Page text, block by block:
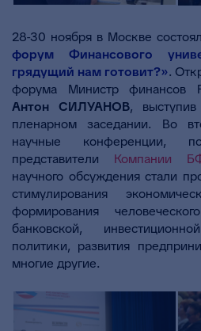
28-30 ноября в Москве
форум Финансового
грядущий нам готовит?».
форума Министр финансов
Антон СИЛУАНОВ,
пленарном заседании. Во
научные конференции,
представители Компании
научного обсуждения стали
стимулирования
формирования
банковской,
политики, развития
многие другие.